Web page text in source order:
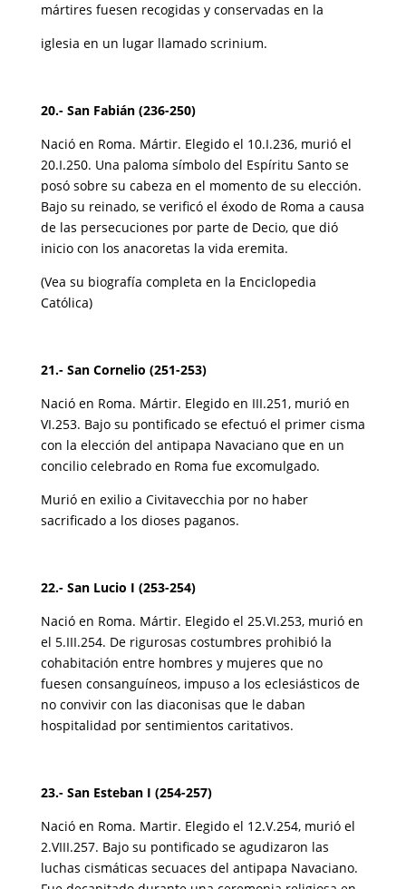
mártires fuesen recogidas y conservadas en la
iglesia en un lugar llamado scrinium.
20.- San Fabián (236-250)
Nació en Roma. Mártir. Elegido el 10.I.236, murió el
20.I.250. Una paloma símbolo del Espíritu Santo se
posó sobre su cabeza en el momento de su elección.
Bajo su reinado, se verificó el éxodo de Roma a causa
de las persecuciones por parte de Decio, que dió
inicio con los anacoretas la vida eremita.
(Vea su biografía completa en la Enciclopedia
Católica)
21.- San Cornelio (251-253)
Nació en Roma. Mártir. Elegido en III.251, murió en
VI.253. Bajo su pontificado se efectuó el primer cisma
con la elección del antipapa Navaciano que en un
concilio celebrado en Roma fue excomulgado.
Murió en exilio a Civitavecchia por no haber
sacrificado a los dioses paganos.
22.- San Lucio I (253-254)
Nació en Roma. Mártir. Elegido el 25.VI.253, murió en
el 5.III.254. De rigurosas costumbres prohibió la
cohabitación entre hombres y mujeres que no
fuesen consanguíneos, impuso a los eclesiásticos de
no convivir con las diaconisas que le daban
hospitalidad por sentimientos caritativos.
23.- San Esteban I (254-257)
Nació en Roma. Martir. Elegido el 12.V.254, murió el
2.VIII.257. Bajo su pontificado se agudizaron las
luchas cismáticas secuaces del antipapa Navaciano.